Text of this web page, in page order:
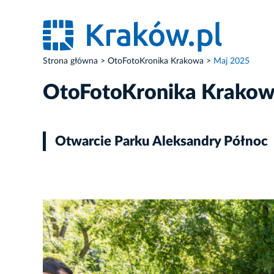
Strona główna OtoFotoKronika Krakowa Maj 2025
OtoFotoKronika
Otwarcie Parku Aleksandry Północ